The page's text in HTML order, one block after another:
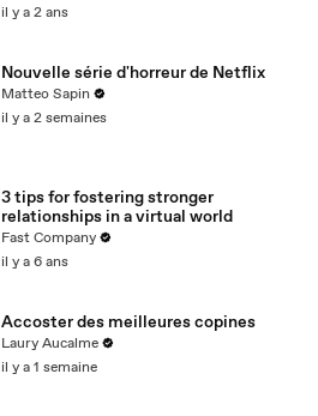
il y a 2 ans
Nouvelle série d'horreur de Netflix
Matteo Sapin
il y a 2 semaines
3 tips for fostering stronger
relationships in a virtual world
Fast Company
il y a 6 ans
Accoster des meilleures copines
Laury Aucalme
il y a 1 semaine